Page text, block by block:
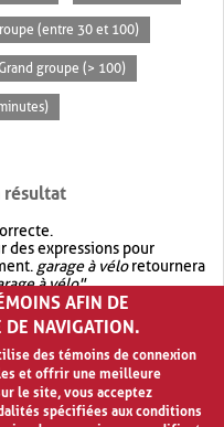
(entre 30 et 100)
groupe (> 100)
résultat
des expressions pour
garage à véloretournera
à vélo".
avec OR.garage OR vélo
quegarage à vélo
AFIN DE
DE NAVIGATION.
des témoins de connexion
et offrir une meilleure
le site, vous acceptez
spécifiées aux conditions